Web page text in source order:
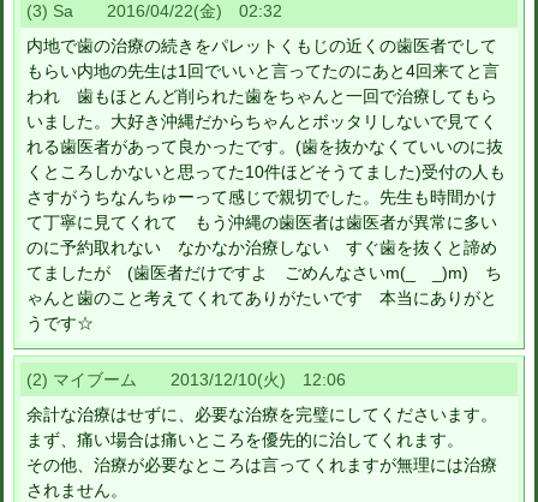
(3) Sa 2016/04/22(金) 02:32
内地で歯の治療の続きをパレットくもじの近くの歯医者でして
もらい内地の先生は1回でいいと言ってたのにあと4回来てと言
われ 歯もほとんど削られた歯をちゃんと一回で治療してもら
いました。大好き沖縄だからちゃんとボッタリしないで見てく
れる歯医者があって良かったです。(歯を抜かなくていいのに抜
くところしかないと思ってた10件ほどそうてました)受付の人も
さすがうちなんちゅーって感じで親切でした。先生も時間かけ
て丁寧に見てくれて もう沖縄の歯医者は歯医者が異常に多い
のに予約取れない なかなか治療しない すぐ歯を抜くと諦め
てましたが (歯医者だけですよ ごめんなさいm(_ _)m) ち
ゃんと歯のこと考えてくれてありがたいです 本当にありがと
うです☆
(2) マイブーム 2013/12/10(火) 12:06
余計な治療はせずに、必要な治療を完璧にしてくださいます。
まず、痛い場合は痛いところを優先的に治してくれます。
その他、治療が必要なところは言ってくれますが無理には治療
されません。